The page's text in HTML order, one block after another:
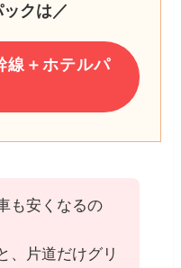
クは／
線＋ホテルパ
も安くなるの
、片道だけグリ